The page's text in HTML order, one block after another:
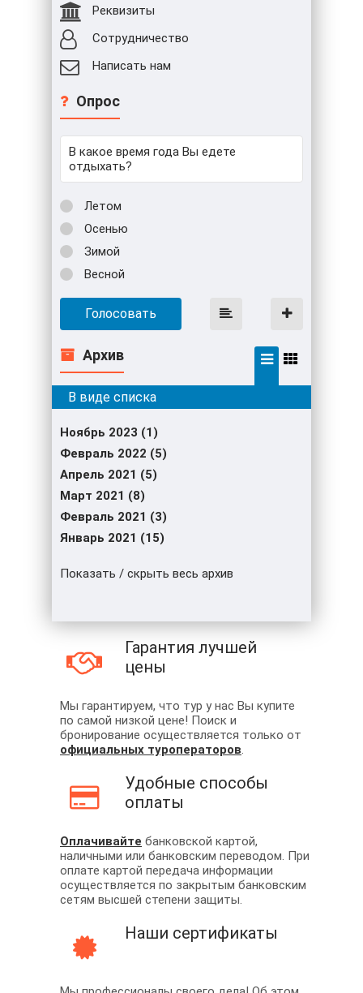
Реквизиты
Сотрудничество
Написать нам
Опрос
В какое время года Вы едете
отдыхать?
Летом
Осенью
Зимой
Весной
Голосовать
Архив
Ноябрь 2023 (1)
Февраль 2022 (5)
Апрель 2021 (5)
Март 2021 (8)
Февраль 2021 (3)
Январь 2021 (15)
Показать / скрыть весь архив
Гарантия лучшей
цены
Мы гарантируем, что тур у нас Вы купите
по самой низкой цене! Поиск и
бронирование осуществляется только от
официальных туроператоров.
Удобные способы
оплаты
Оплачивайте банковской картой,
наличными или банковским переводом. При
оплате картой передача информации
осуществляется по закрытым банковским
сетям высшей степени защиты.
Наши сертификаты